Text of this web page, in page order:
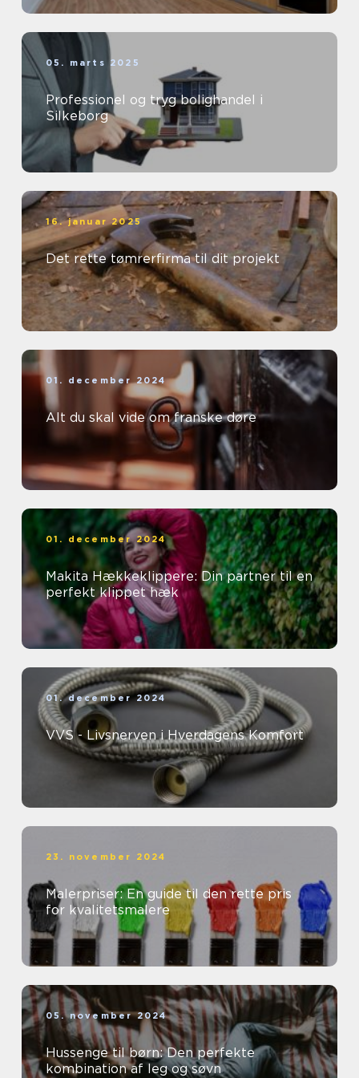
05. marts 2025
Professionel og tryg bolighandel i
Silkeborg
16. januar 2025
Det rette tømrerfirma til dit projekt
01. december 2024
Alt du skal vide om franske døre
01. december 2024
Makita Hækkeklippere: Din partner til en
perfekt klippet hæk
01. december 2024
VVS - Livsnerven i Hverdagens Komfort
23. november 2024
Malerpriser: En guide til den rette pris
for kvalitetsmalere
05. november 2024
Hussenge til børn: Den perfekte
kombination af leg og søvn